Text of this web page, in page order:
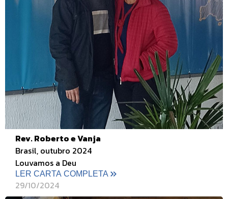
Rev. Roberto e Vanja
Brasil, outubro 2024
Louvamos a Deu
LER CARTA COMPLETA
29/10/2024